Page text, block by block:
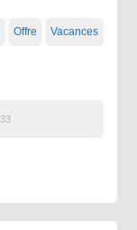
Offre Vacances